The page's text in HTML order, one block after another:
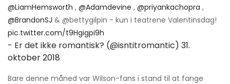
@LiamHemsworth , @Adamdevine , @priyankachopra ,
@BrandonSJ & @bettygilpin - kun i teatrene Valentinsdag!
pic.twitter.com/t9Hgigpi9h
- Er det ikke romantisk? (@isntitromantic) 31.
oktober 2018
Bare denne måned var Wilson-fans i stand til at fange